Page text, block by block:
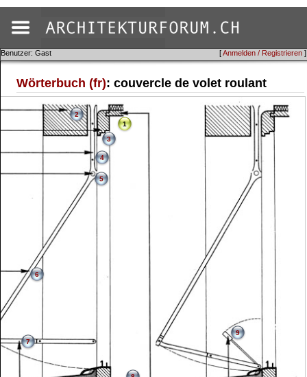
[Anmelden / Registrieren ]
Benutzer: Gast
Wörterbuch (fr): couvercle de volet roulant
1
2
3
4
5
6
7
9